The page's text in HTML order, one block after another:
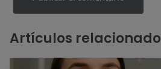
Artículos